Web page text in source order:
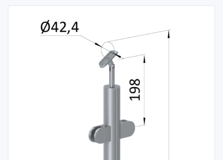
materiál